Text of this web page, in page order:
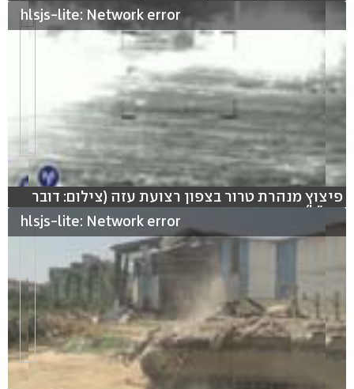
hlsjs-lite: Network error
פיצוץ מנהרת טרור בצפון רצועת עזה (צילום: דובר
צה"ל)
hlsjs-lite: Network error